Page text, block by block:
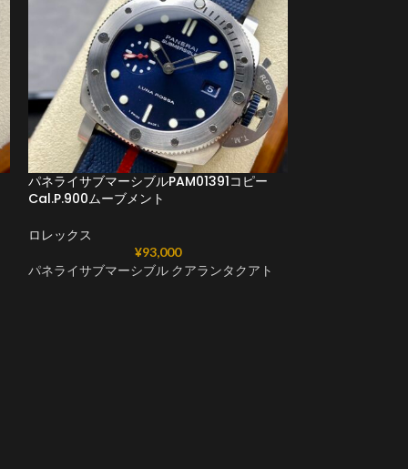
パネライサブマーシブルPAM01391コピー
Cal.P.900ムーブメント
ロレックス
¥93,000
パネライサブマーシブル クアランタクアト